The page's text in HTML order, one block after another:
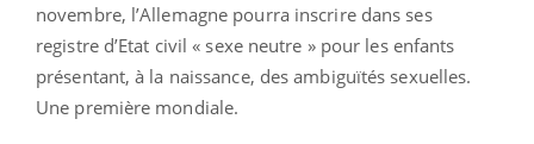
novembre, l’Allemagne pourra inscrire dans ses
registre d’Etat civil « sexe neutre » pour les enfants
présentant, à la naissance, des ambiguïtés sexuelles.
Une première mondiale.